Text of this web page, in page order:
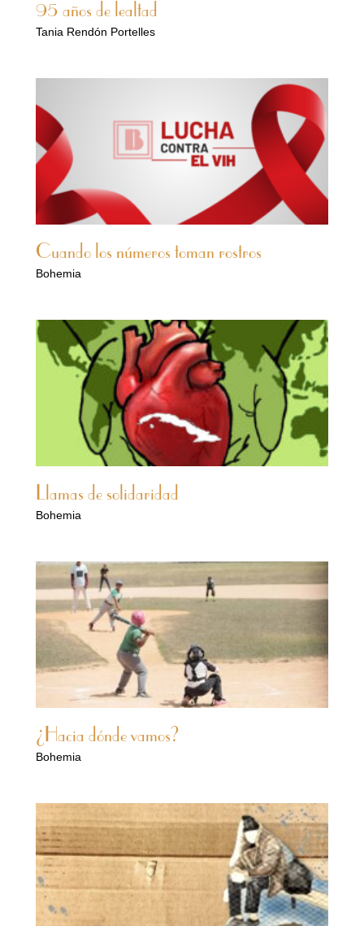
95 años de lealtad
Tania Rendón Portelles
Cuando los números toman rostros
Bohemia
Llamas de solidaridad
Bohemia
¿Hacia dónde vamos?
Bohemia